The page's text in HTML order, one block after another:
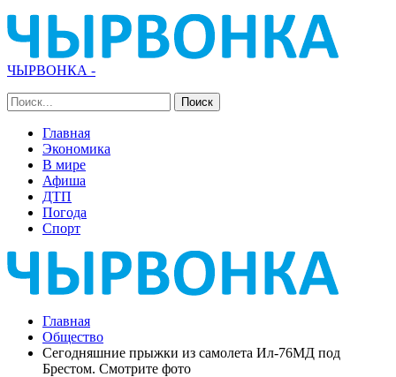
ЧЫРВОНКА -
Главная
Экономика
В мире
Афиша
ДТП
Погода
Спорт
Главная
Общество
Сегодняшние прыжки из самолета Ил-76МД под
Брестом. Смотрите фото